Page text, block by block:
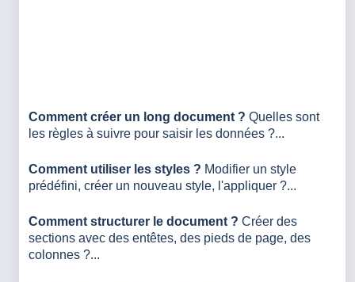
Comment créer un long document ? Quelles sont
les règles à suivre pour saisir les données ?...
Comment utiliser les styles ? Modifier un style
prédéfini, créer un nouveau style, l'appliquer ?...
Comment structurer le document ? Créer des
sections avec des entêtes, des pieds de page, des
colonnes ?...